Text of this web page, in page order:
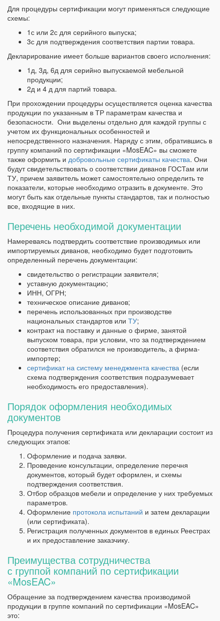
Для процедуры сертификации могут применяться следующие
схемы:
1с или 2с для серийного выпуска;
3с для подтверждения соответствия партии товара.
Декларирование имеет больше вариантов своего исполнения:
1д, 3д, 6д для серийно выпускаемой мебельной
продукции;
2д и 4 д для партий товара.
При прохождении процедуры осуществляется оценка качества
продукции по указанным в ТР параметрам качества и
безопасности. Они выделены отдельно для каждой группы с
учетом их функциональных особенностей и
непосредственного назначения. Наряду с этим, обратившись в
группу компаний по сертификации «MosEAC» вы сможете
также оформить и добровольные сертификаты качества. Они
будут свидетельствовать о соответствии диванов ГОСТам или
ТУ, причем заявитель может самостоятельно определить те
показатели, которые необходимо отразить в документе. Это
могут быть как отдельные пункты стандартов, так и полностью
все, входящие в них.
Перечень необходимой документации
Намереваясь подтвердить соответствие производимых или
импортируемых диванов, необходимо будет подготовить
определенный перечень документации:
свидетельство о регистрации заявителя;
уставную документацию;
ИНН, ОГРН;
техническое описание диванов;
перечень использованных при производстве
национальных стандартов или ТУ;
контракт на поставку и данные о фирме, занятой
выпуском товара, при условии, что за подтверждением
соответствия обратился не производитель, а фирма-
импортер;
сертификат на систему менеджмента качества (если
схема подтверждения соответствия подразумевает
необходимость его предоставления).
Порядок оформления необходимых
документов
Процедура получения сертификата или декларации состоит из
следующих этапов:
Оформление и подача заявки.
Проведение консультации, определение перечня
документов, который будет оформлен, и схемы
подтверждения соответствия.
Отбор образцов мебели и определение у них требуемых
параметров.
Оформление протокола испытаний и затем декларации
(или сертификата).
Регистрация полученных документов в единых Реестрах
и их предоставление заказчику.
Преимущества сотрудничества
с группой компаний по сертификации
«MosEAC»
Обращение за подтверждением качества производимой
продукции в группе компаний по сертификации «MosEAC»
это: